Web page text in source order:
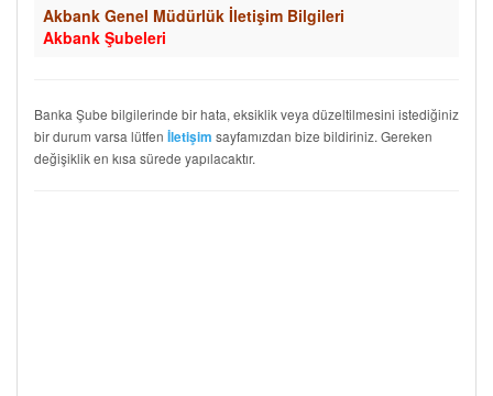
Akbank Genel Müdürlük İletişim Bilgileri
Akbank Şubeleri
Banka Şube bilgilerinde bir hata, eksiklik veya düzeltilmesini istediğiniz
bir durum varsa lütfen İletişim sayfamızdan bize bildiriniz. Gereken
değişiklik en kısa sürede yapılacaktır.